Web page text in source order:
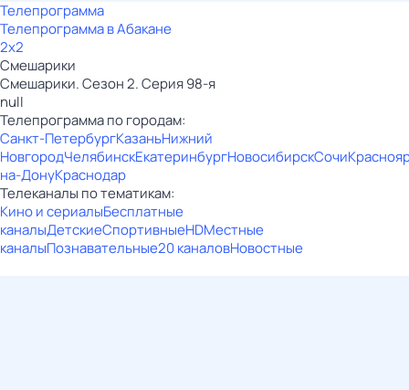
Телепрограмма
Телепрограмма в Абакане
2x2
Смешарики
Смешарики. Сезон 2. Серия 98-я
null
Телепрограмма по городам:
Санкт-ПетербургКазаньНижний
НовгородЧелябинскЕкатеринбургНовосибирскСочи
на-ДонуКраснодар
Телеканалы по тематикам:
Кино и сериалыБесплатные
каналыДетскиеСпортивныеHDМестные
каналыПознавательные20 каналовНовостные